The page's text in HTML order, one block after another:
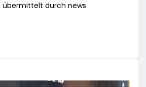
übermittelt durch news